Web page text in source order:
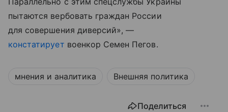
пытаются вербовать граждан России
для совершения диверсий», —
констатирует военкор Семен Пегов.
мнения и аналитика Внешняя политика
Поделиться